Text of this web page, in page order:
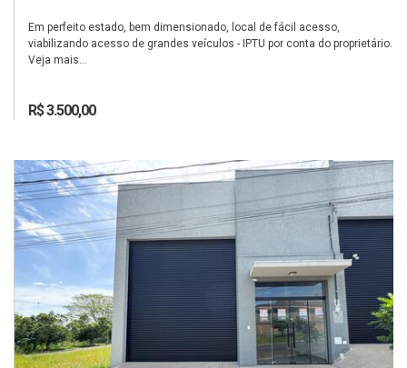
Em perfeito estado, bem dimensionado, local de fácil acesso,
viabilizando acesso de grandes veículos - IPTU por conta do proprietário.
Veja mais...
R$ 3.500,00